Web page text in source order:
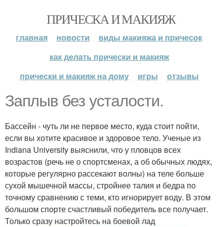
ПРИЧЕСКА И МАКИЯЖ
главная новости
виды макияжа и причесок
как делать прически и макияж
прически и макияж на дому
игры отзывы
Заплыв без усталости.
Бассейн - чуть ли не первое место, куда стоит пойти,
если вы хотите красивое и здоровое тело. Ученые из
Indiana University выяснили, что у пловцов всех
возрастов (речь не о спортсменах, а об обычных людях,
которые регулярно рассекают волны) на теле больше
сухой мышечной массы, стройнее талия и бедра по
точному сравнению с теми, кто игнорирует воду. В этом
большом спорте счастливый победитель все получает.
Только сразу настройтесь на боевой лад